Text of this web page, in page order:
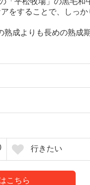
をすることで、しっ
成よりも長めの熟成
行きたい
こちら